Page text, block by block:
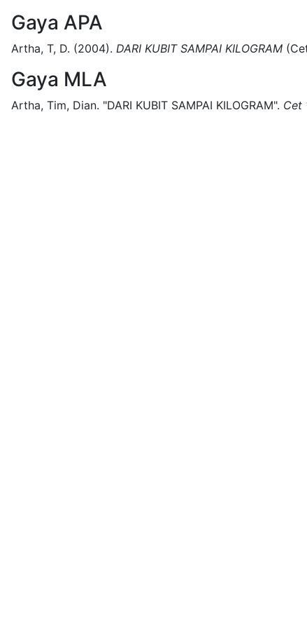
Gaya APA
Artha, T, D. (2004). DARI KUBIT SAMPAI KILOGRAM (
Gaya MLA
Artha, Tim, Dian. "DARI KUBIT SAMPAI KILOGRAM". Cet